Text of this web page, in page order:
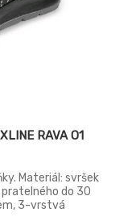
RAVA O1
Materiál: svršek
do 30
3-vrstvá